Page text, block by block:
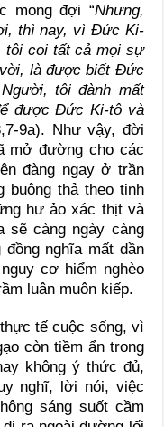
mong đợi “Nhưng,
thì nay, vì Đức Ki-
tôi coi tất cả mọi sự
là được biết Đức
tôi đành mất
được Đức Ki-tô và
9a). Như vậy, đời
mở đường cho các
đàng ngay ở trần
buông thả theo tinh
hư ảo xác thịt và
sẽ càng ngày càng
nghĩa mất dần
cơ hiểm nghèo
luân muôn kiếp.
tế cuộc sống, vì
còn tiềm ẩn trong
không ý thức đủ,
nghĩ, lời nói, việc
sáng suốt cầm